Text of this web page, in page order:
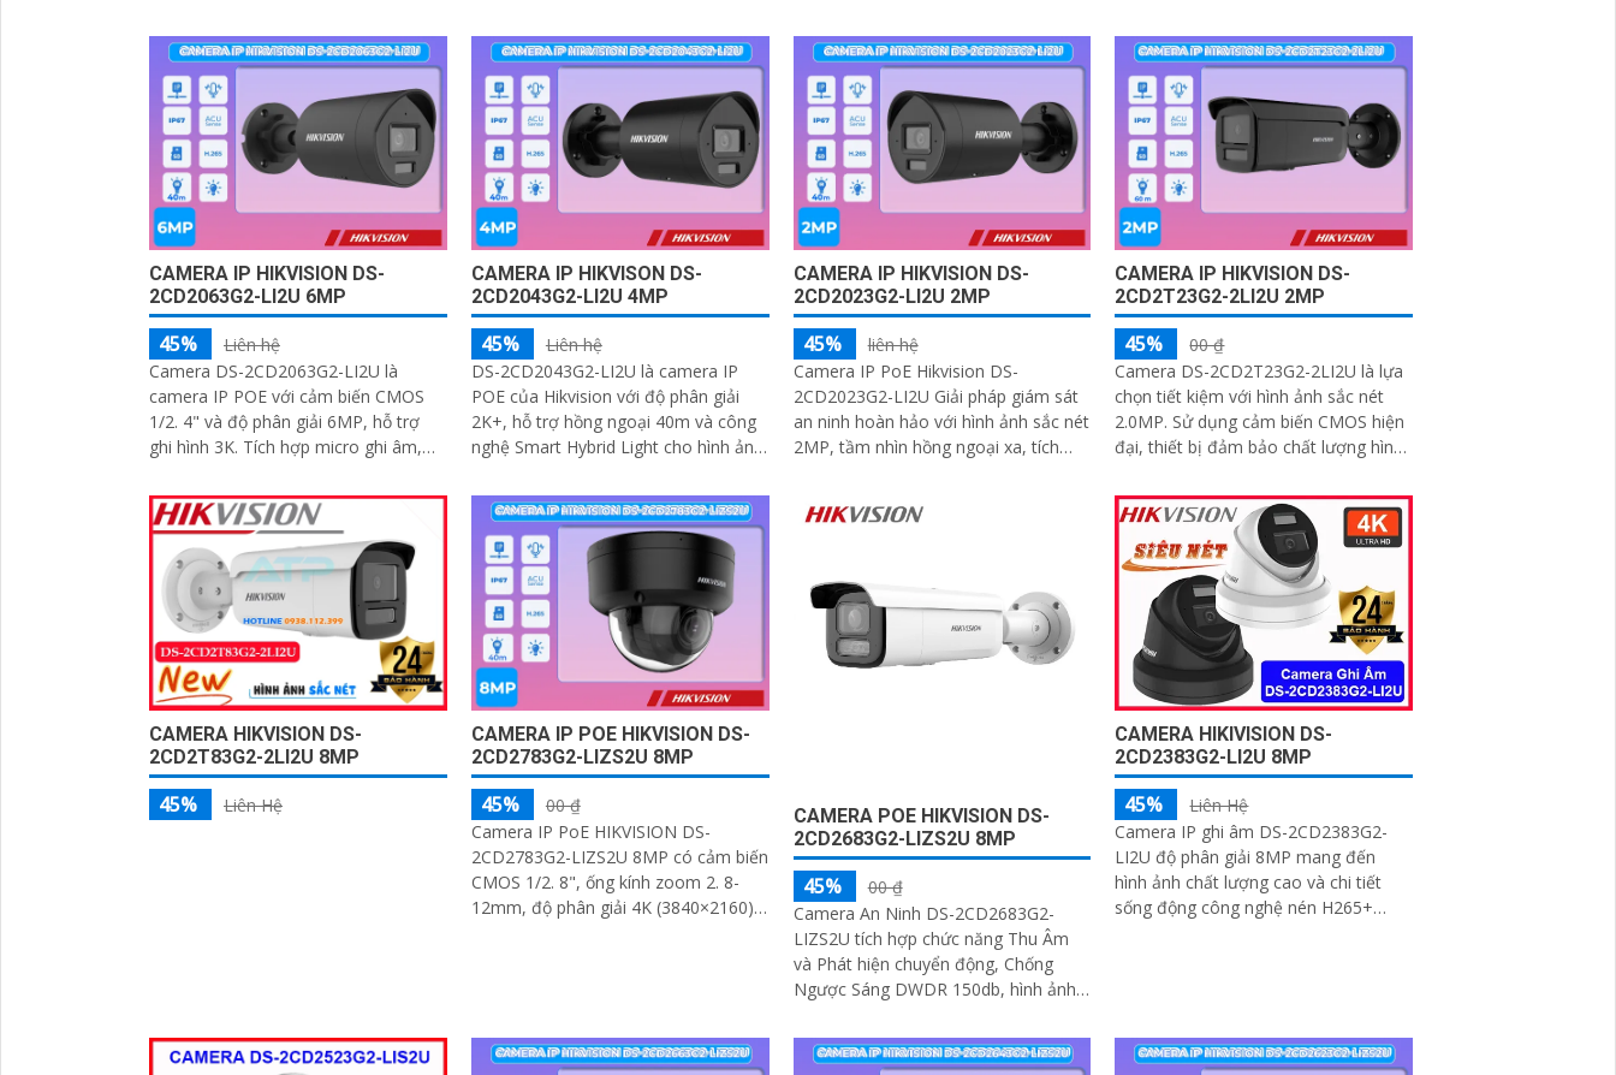
nhập và phân biệt người, phương tiện
rào ảo
chính xác và khả năng chống chịu
mưa, bụi với chuẩn IP67
CAMERA IP HIKVISION DS-
2CD2063G2-LI2U 6MP
45%
Liên hệ
Camera DS-2CD2063G2-LI2U là
camera IP POE với cảm biến CMOS
1/2. 4" và độ phân giải 6MP, hỗ trợ
ghi hình 3K. Tích hợp micro ghi âm,
người và...
CAMERA IP HIKVISON DS-
2CD2043G2-LI2U 4MP
45%
Liên hệ
DS-2CD2043G2-LI2U là camera IP
POE của Hikvision với độ phân giải
2K+, hỗ trợ hồng ngoại 40m và công
nghệ Smart Hybrid Light cho hình ảnh
động. Camera còn có tính năng phát
hiện xâm nhập, hàng rào ảo và phân
biệt người, phương tiện
CAMERA IP HIKVISION DS-
2CD2023G2-LI2U 2MP
45%
liên hệ
Camera IP PoE Hikvision DS-
2CD2023G2-LI2U Giải pháp giám sát
an ninh hoàn hảo với hình ảnh sắc nét
2MP, tầm nhìn hồng ngoại xa, tích
vệ toàn diện cho ngôi nhà và doanh
CAMERA IP HIKVISION DS-
2CD2T23G2-2LI2U 2MP
45%
00 ₫
Camera DS-2CD2T23G2-2LI2U là lựa
chọn tiết kiệm với hình ảnh sắc nét
2.0MP. Sử dụng cảm biến CMOS hiện
đại, thiết bị đảm bảo chất lượng hình
CAMERA HIKVISION DS-
2CD2T83G2-2LI2U 8MP
45% Liên Hệ
CAMERA IP POE HIKVISION DS-
2CD2783G2-LIZS2U 8MP
45%
00 ₫
Camera IP PoE HIKVISION DS-
2CD2783G2-LIZS2U 8MP có cảm biến
CMOS 1/2. 8", ống kính zoom 2. 8-
12mm, độ phân giải 4K (3840×2160).
CAMERA POE HIKVISION DS-
2CD2683G2-LIZS2U 8MP
45%
00 ₫
Camera An Ninh DS-2CD2683G2-
LIZS2U tích hợp chức năng Thu Âm
và Phát hiện chuyển động, Chống
Ngược Sáng DWDR 150db, hình ảnh
chuyên dụng. Công nghệ H.265+/H
CAMERA HIKIVISION DS-
2CD2383G2-LI2U 8MP
45%
Liên Hệ
Camera IP ghi âm DS-2CD2383G2-
LI2U độ phân giải 8MP mang đến
hình ảnh chất lượng cao và chi tiết
sống động công nghệ nén H265+
mọi điều kiện môi trường.